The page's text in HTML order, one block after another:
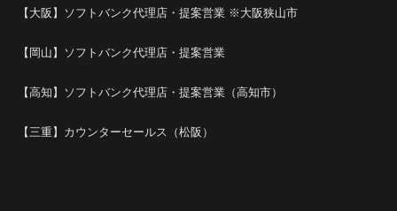
【大阪】ソフトバンク代理店・提案営業 ※大阪狭山市
【岡山】ソフトバンク代理店・提案営業
【高知】ソフトバンク代理店・提案営業（高知市）
【三重】カウンターセールス（松阪）